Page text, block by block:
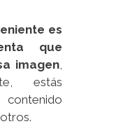
es
que
imagen
estás